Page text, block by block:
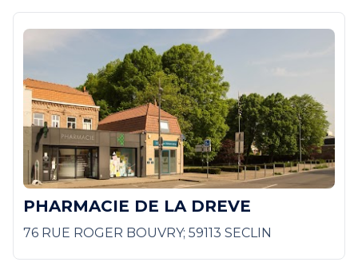
PHARMACIE DE LA DREVE
76 RUE ROGER BOUVRY; 59113 SECLIN